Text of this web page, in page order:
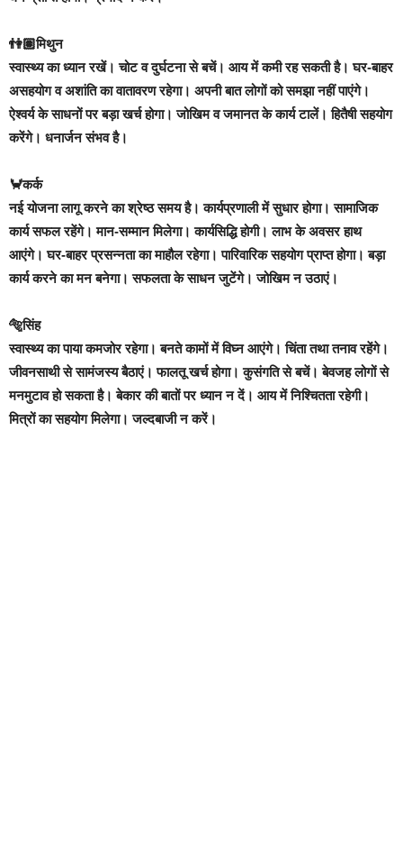
👫🏽मिथुन
स्वास्थ्य का ध्यान रखें। चोट व दुर्घटना से बचें। आय में कमी रह सकती है। घर-बाहर
असहयोग व अशांति का वातावरण रहेगा। अपनी बात लोगों को समझा नहीं पाएंगे।
ऐश्वर्य के साधनों पर बड़ा खर्च होगा। जोखिम व जमानत के कार्य टालें। हितैषी सहयोग
करेंगे। धनार्जन संभव है।
🦀कर्क
नई योजना लागू करने का श्रेष्ठ समय है। कार्यप्रणाली में सुधार होगा। सामाजिक
कार्य सफल रहेंगे। मान-सम्मान मिलेगा। कार्यसिद्धि होगी। लाभ के अवसर हाथ
आएंगे। घर-बाहर प्रसन्नता का माहौल रहेगा। पारिवारिक सहयोग प्राप्त होगा। बड़ा
कार्य करने का मन बनेगा। सफलता के साधन जुटेंगे। जोखिम न उठाएं।
🐅सिंह
स्वास्थ्य का पाया कमजोर रहेगा। बनते कामों में विघ्न आएंगे। चिंता तथा तनाव रहेंगे।
जीवनसाथी से सामंजस्य बैठाएं। फालतू खर्च होगा। कुसंगति से बचें। बेवजह लोगों से
मनमुटाव हो सकता है। बेकार की बातों पर ध्यान न दें। आय में निश्चितता रहेगी।
मित्रों का सहयोग मिलेगा। जल्दबाजी न करें।